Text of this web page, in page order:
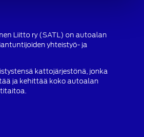
Liitto ry (SATL) on autoalan
yhteistyö- ja
kattojärjestönä, jonka
ja kehittää koko autoalan